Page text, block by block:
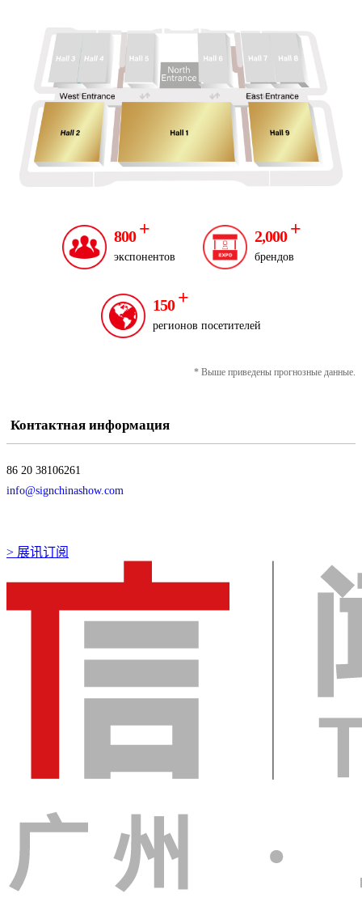
800+
экспонентов
2,000+
брендов
150+
регионов посетителей
* Выше приведены прогнозные данные.
Контактная информация
86 20 38106261
info@signchinashow.com
> 展讯订阅